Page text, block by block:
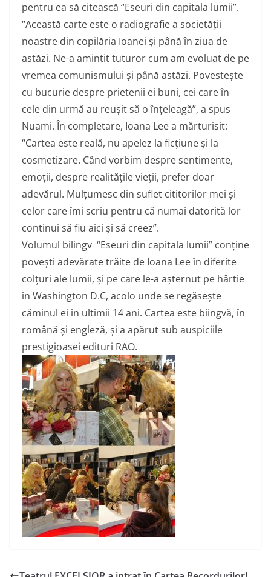
pentru ea să citească “Eseuri din capitala lumii”.
“Această carte este o radiografie a societății
noastre din copilăria Ioanei și până în ziua de
astăzi. Ne-a amintit tuturor cum am evoluat de pe
vremea comunismului și până astăzi. Povestește
cu bucurie despre prietenii ei buni, cei care în
cele din urmă au reușit să o înțeleagă”, a spus
Nuami. În completare, Ioana Lee a mărturisit:
“Cartea este reală, nu apelez la ficțiune și la
cosmetizare. Când vorbim despre sentimente,
emoții, despre realitățile vieții, prefer doar
adevărul. Mulțumesc din suflet cititorilor mei și
celor care îmi scriu pentru că numai datorită lor
continui să fiu aici și să creez”.
Volumul bilingv “Eseuri din capitala lumii” conține
povești adevărate trăite de Ioana Leeîn diferite
colțuri ale lumii, și pe care le-a așternut pe hârtie
în Washington D.C, acolo unde se regăsește
căminul ei în ultimii 14 ani. Cartea este biingvă, în
română și engleză, și a apărut sub auspiciile
prestigioasei edituri RAO.